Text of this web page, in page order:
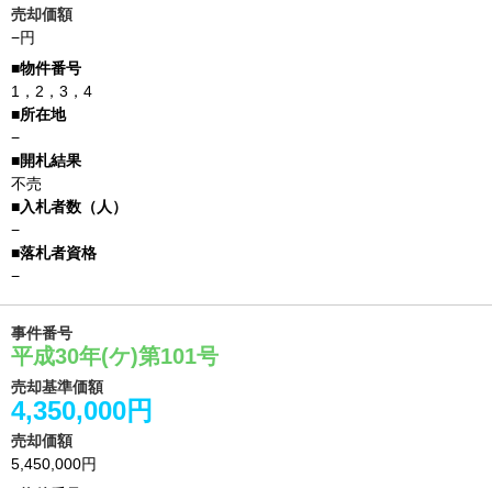
売却価額
−円
1，2，3，4
−
不売
−
−
事件番号
平成30年(ケ)第101号
売却基準価額
4,350,000円
売却価額
5,450,000円